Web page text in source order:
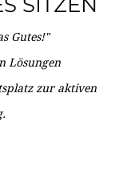
Gutes!"
Lösungen
zur aktiven